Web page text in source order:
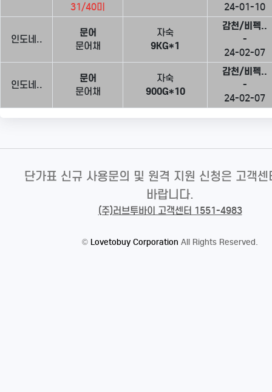
31/40미
24-01-10
인도네..
문어
문어채
자숙
9KG*1
감천/비펙..
-
24-02-07
인도네..
문어
문어채
자숙
900G*10
감천/비펙..
-
24-02-07
단가표 신규 사용문의 및 원격 지원 신청은 고객
바랍니다.
(주)러브투바이 고객센터 1551-4983
© Lovetobuy Corporation All Rights Reserved.